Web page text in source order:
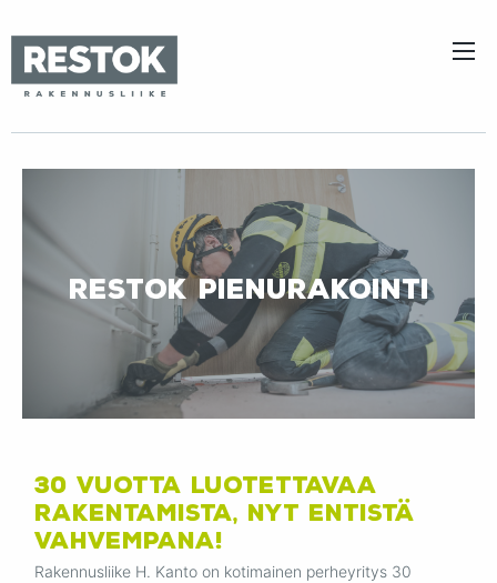
Restok Pienurakointi
30 vuotta luotettavaa
rakentamista, nyt entistä
vahvempana!
Rakennusliike H. Kanto on kotimainen perheyritys 30